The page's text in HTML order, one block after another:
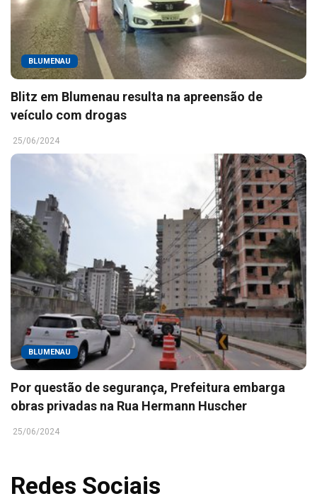
BLUMENAU
Blitz em Blumenau resulta na apreensão de
veículo com drogas
25/06/2024
BLUMENAU
Por questão de segurança, Prefeitura embarga
obras privadas na Rua Hermann Huscher
25/06/2024
Redes Sociais